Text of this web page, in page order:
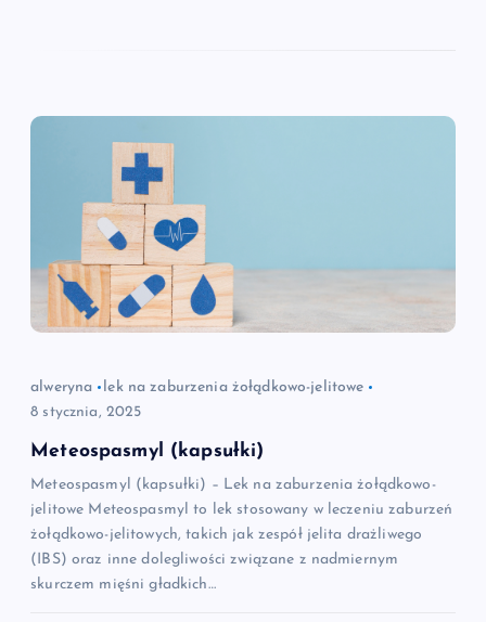
alweryna
lek na zaburzenia żołądkowo-jelitowe
8 stycznia, 2025
Meteospasmyl (kapsułki)
Meteospasmyl (kapsułki) – Lek na zaburzenia żołądkowo-
jelitowe Meteospasmyl to lek stosowany w leczeniu zaburzeń
żołądkowo-jelitowych, takich jak zespół jelita drażliwego
(IBS) oraz inne dolegliwości związane z nadmiernym
skurczem mięśni gładkich…